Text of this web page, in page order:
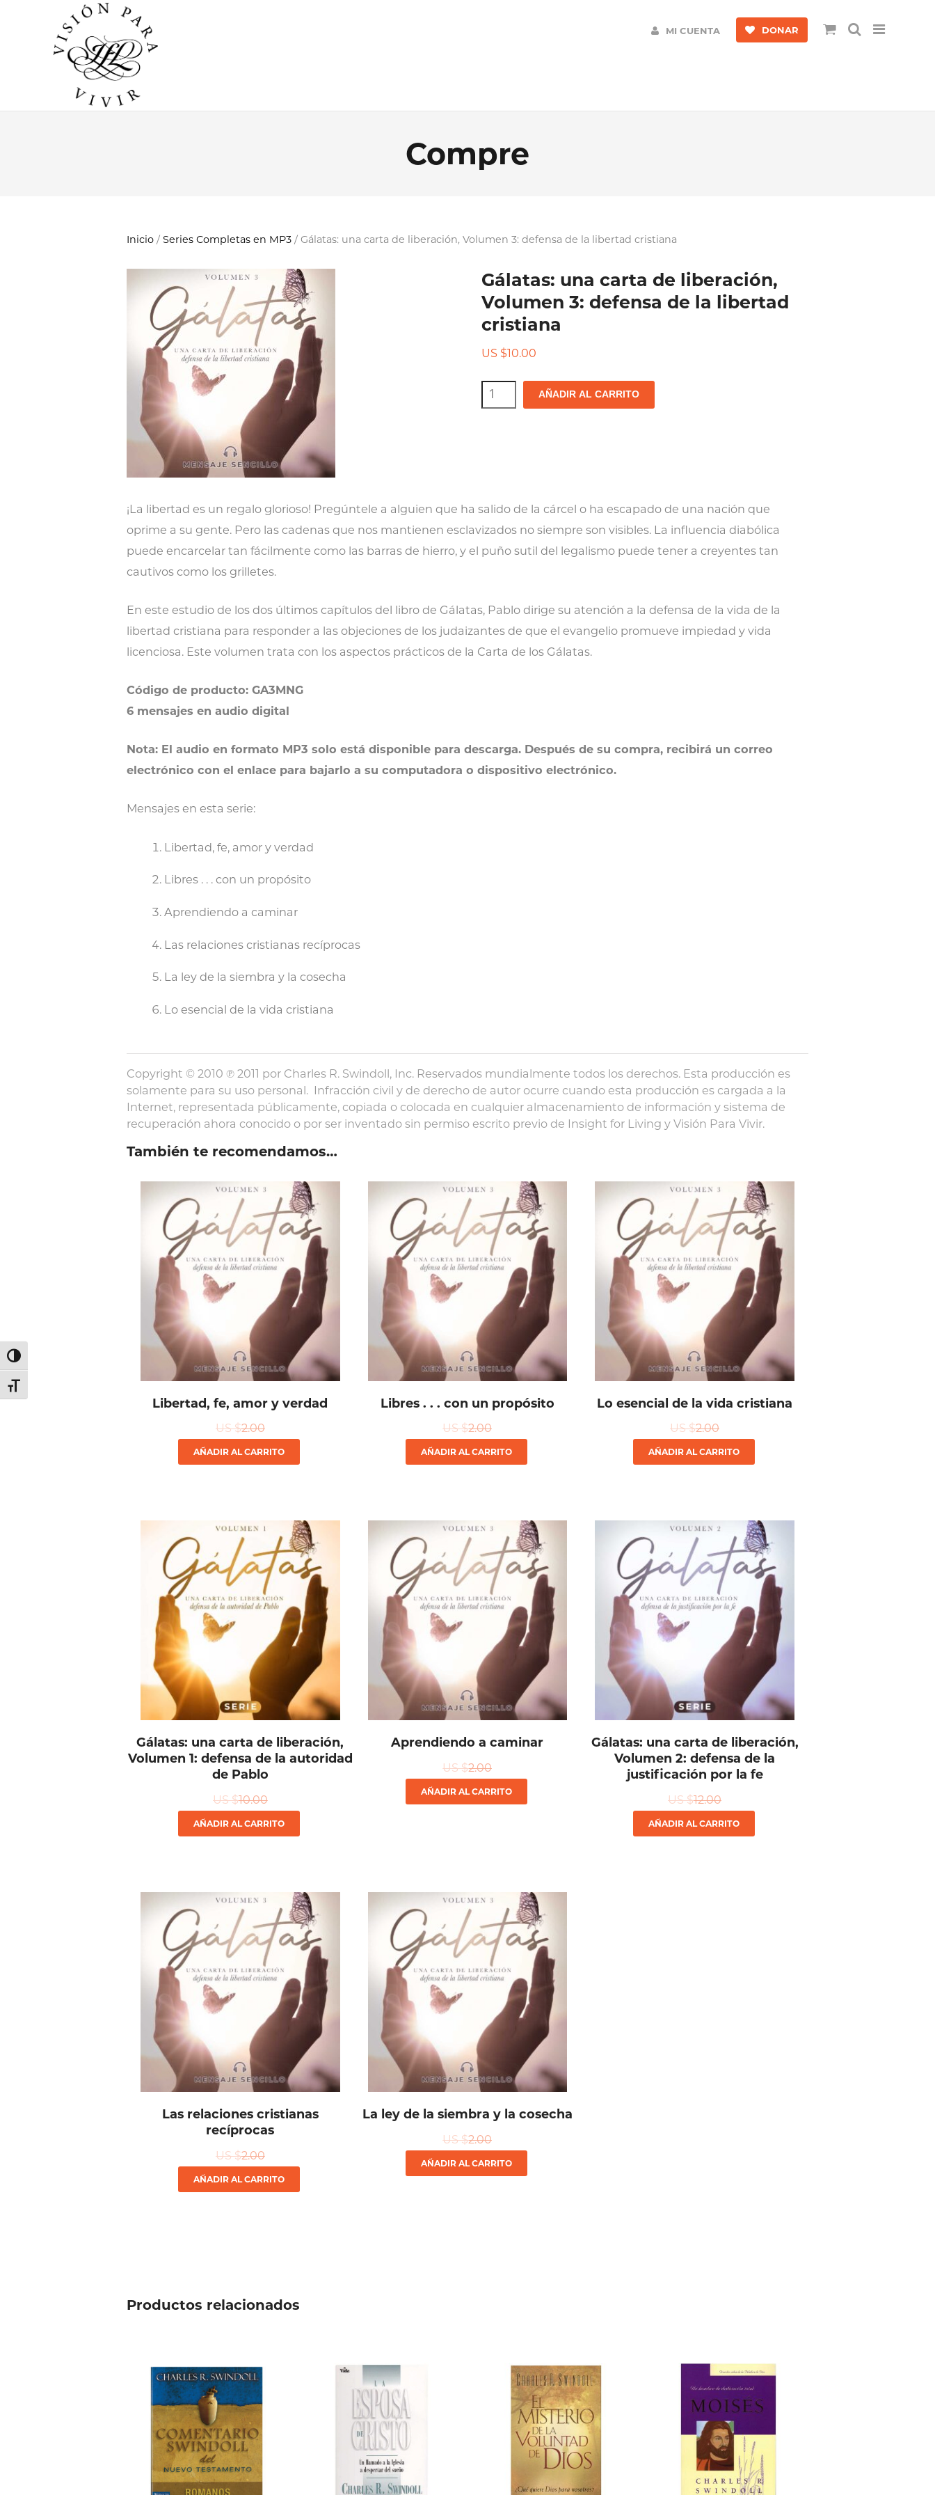
Alternar alto contraste
Alternar tamaño de letra
MI CUENTA DONAR
Compre
Inicio / Series Completas en MP3 / Gálatas: una carta de liberación, Volumen 3: defensa de la libertad cristiana
Gálatas: una carta de liberación,
Volumen 3: defensa de la libertad
cristiana
US $10.00
Gálatas:
una
Volumen
3:
defensa
libertad
cristiana
cantidad
AÑADIR AL CARRITO
¡La libertad es un regalo glorioso! Pregúntele a alguien que ha salido de la cárcel o ha escapado de una nación que
oprime a su gente. Pero las cadenas que nos mantienen esclavizados no siempre son visibles. La influencia diabólica
puede encarcelar tan fácilmente como las barras de hierro, y el puño sutil del legalismo puede tener a creyentes tan
cautivos como los grilletes.
En este estudio de los dos últimos capítulos del libro de Gálatas, Pablo dirige su atención a la defensa de la vida de la
libertad cristiana para responder a las objeciones de los judaizantes de que el evangelio promueve impiedad y vida
licenciosa. Este volumen trata con los aspectos prácticos de la Carta de los Gálatas.
Código de producto: GA3MNG
6 mensajes en audio digital
Nota: El audio en formato MP3 solo está disponible para descarga. Después de su compra, recibirá un correo
electrónico con el enlace para bajarlo a su computadora o dispositivo electrónico.
Mensajes en esta serie:
Libertad, fe, amor y verdad
Libres . . . con un propósito
Aprendiendo a caminar
Las relaciones cristianas recíprocas
La ley de la siembra y la cosecha
Lo esencial de la vida cristiana
Copyright © 2010 ℗ 2011 por Charles R. Swindoll, Inc. Reservados mundialmente todos los derechos. Esta producción es
solamente para su uso personal. Infracción civil y de derecho de autor ocurre cuando esta producción es cargada a la
Internet, representada públicamente, copiada o colocada en cualquier almacenamiento de información y sistema de
recuperación ahora conocido o por ser inventado sin permiso escrito previo de Insight for Living y Visión Para Vivir.
También te recomendamos…
Libertad, fe, amor y verdad
US $2.00
AÑADIR AL CARRITO
Libres . . . con un propósito
US $2.00
AÑADIR AL CARRITO
Lo esencial de la vida cristiana
US $2.00
AÑADIR AL CARRITO
Gálatas: una carta de liberación,
Volumen 1: defensa de la autoridad
de Pablo
US $10.00
AÑADIR AL CARRITO
Aprendiendo a caminar
US $2.00
AÑADIR AL CARRITO
Gálatas: una carta de liberación,
Volumen 2: defensa de la
justificación por la fe
US $12.00
AÑADIR AL CARRITO
Las relaciones cristianas
recíprocas
US $2.00
AÑADIR AL CARRITO
La ley de la siembra y la cosecha
US $2.00
AÑADIR AL CARRITO
Productos relacionados